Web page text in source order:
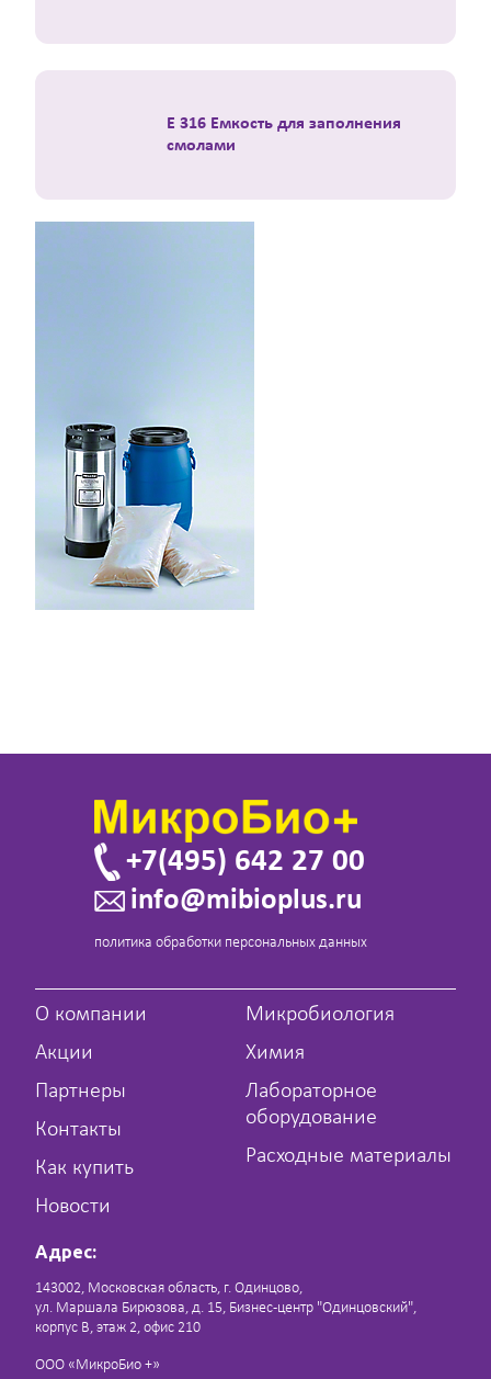
E 316 Емкость для заполнения
смолами
+7(495) 642 27 00
info@mibioplus.ru
политика обработки персональных данных
О компании
Акции
Партнеры
Контакты
Как купить
Новости
Микробиология
Химия
Лабораторное
оборудование
Расходные материалы
Адрес:
143002, Московская область, г. Одинцово,
ул. Маршала Бирюзова, д. 15, Бизнес-центр "Одинцовский",
корпус В, этаж 2, офис 210
ООО «МикроБио +»